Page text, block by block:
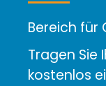
Bereich
Tragen Sie
kostenlos